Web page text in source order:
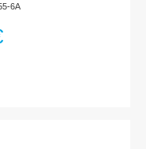
bei gleichbleibender
auf jede
6A